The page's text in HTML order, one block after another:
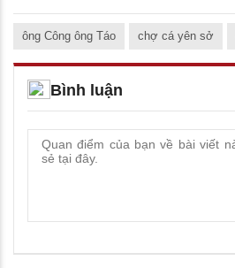
ông Công ông Táo chợ cá yên sở
Bình luận